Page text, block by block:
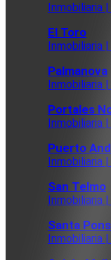
Inmobiliaria
El Toro
Inmobiliaria
Palmanova
Inmobiliaria
Portales
Inmobiliaria
Puerto
Inmobiliaria
San Telmo
Inmobiliaria
Santa
Inmobiliaria